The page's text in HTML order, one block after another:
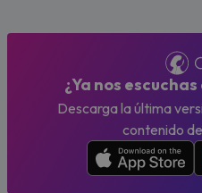
¿Ya nos
Descarga la última
contenido